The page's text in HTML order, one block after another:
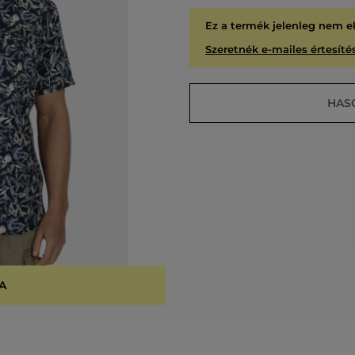
Ez a termék jelenleg nem
Szeretnék e-mailes